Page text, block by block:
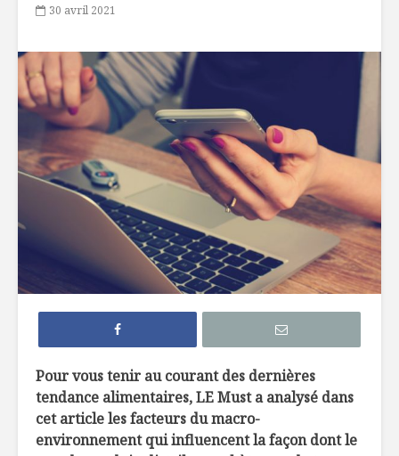
30 avril 2021
Pour vous tenir au courant des dernières
tendance alimentaires, LE Must a analysé dans
cet article les facteurs du macro-
environnement qui influencent la façon dont le
7 façons de
remplacer le pain
dans nos
hamburgers
TOP 10 des
meilleures
microbrasseries au
Québec à
Osez les flambés !
6
dans
assiette
La crème
menthe,
pour les
Belles